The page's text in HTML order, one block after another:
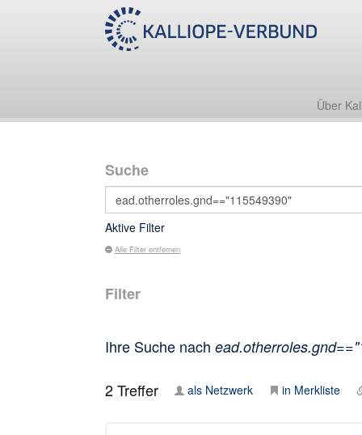
Über
Suche
Aktive Filter
Alle Filter entfernen
Filter
Ihre Suche nach
2Treffer als Netzwerk in Merkliste